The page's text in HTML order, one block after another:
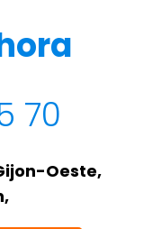
70
Oeste,